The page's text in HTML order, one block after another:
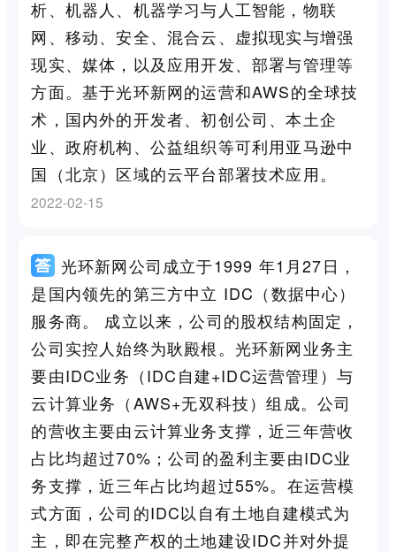
析、机器人、机器学习与人工智能，物联
网、移动、安全、混合云、虚拟现实与增强
现实、媒体，以及应用开发、部署与管理等
方面。基于光环新网的运营和AWS的全球技
术，国内外的开发者、初创公司、本土企
业、政府机构、公益组织等可利用亚马逊中
国（北京）区域的云平台部署技术应用。
2022-02-15
光环新网公司成立于1999 年1月27日，
是国内领先的第三方中立 IDC（数据中心）
服务商。 成立以来，公司的股权结构固定，
公司实控人始终为耿殿根。光环新网业务主
要由IDC业务（IDC自建+IDC运营管理）与
云计算业务（AWS+无双科技）组成。公司
的营收主要由云计算业务支撑，近三年营收
占比均超过70%；公司的盈利主要由IDC业
务支撑，近三年占比均超过55%。在运营模
式方面，公司的IDC以自有土地自建模式为
主，即在完整产权的土地建设IDC并对外提